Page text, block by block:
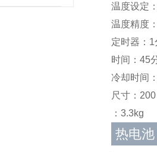
温度设定
温度精度
定时器：
时间：45
冷却时间
尺寸：
：3.3kg
热电池